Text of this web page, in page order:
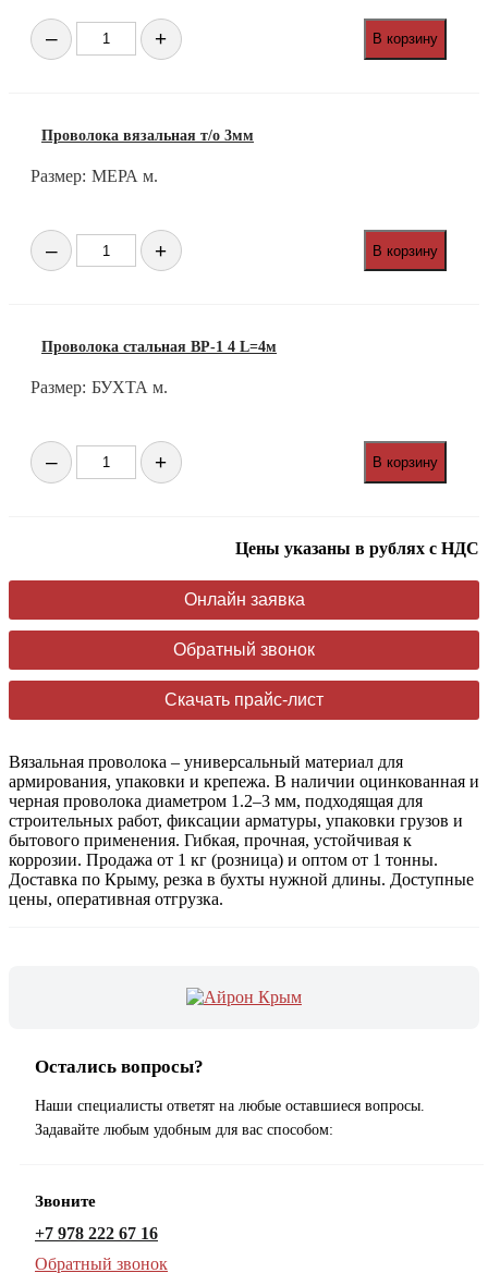
–
Количество
товара
о
2мм
+ В корзину
Проволока вязальная т/о 3мм
Размер: МЕРА м.
–
Количество
товара
о
3мм
+ В корзину
Проволока стальная ВР-1 4 L=4м
Размер: БУХТА м.
–
Количество
товара
+ В корзину
Цены указаны в рублях с НДС
Онлайн заявка
Обратный звонок
Скачать прайс-лист
Вязальная проволока – универсальный материал для
армирования, упаковки и крепежа. В наличии оцинкованная и
черная проволока диаметром 1.2–3 мм, подходящая для
строительных работ, фиксации арматуры, упаковки грузов и
бытового применения. Гибкая, прочная, устойчивая к
коррозии. Продажа от 1 кг (розница) и оптом от 1 тонны.
Доставка по Крыму, резка в бухты нужной длины. Доступные
цены, оперативная отгрузка.
Остались вопросы?
Наши специалисты ответят на любые оставшиеся вопросы.
Задавайте любым удобным для вас способом:
Звоните
+7 978 222 67 16
Обратный звонок